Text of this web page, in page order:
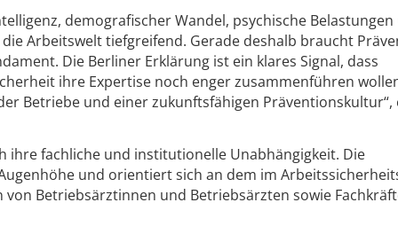
demografischer Wandel, psychische Belastungen
Arbeitswelt tiefgreifend. Gerade deshalb braucht
Die Berliner Erklärung ist ein klares Signal, dass
ihre Expertise noch enger zusammenführen
Betriebe und einer zukunftsfähigen Präventionskultur“,
ihre fachliche und institutionelle Unabhängigkeit. Die
und orientiert sich an dem im
von Betriebsärztinnen und Betriebsärzten sowie